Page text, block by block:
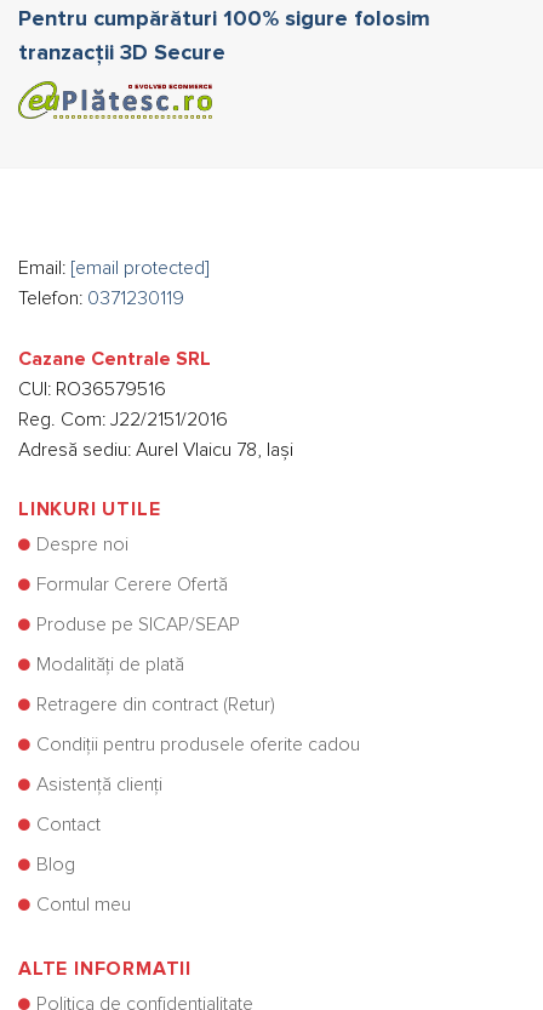
Pentru cumpărături 100% sigure folosim
tranzacții 3D Secure
Email: [email protected]
Telefon: 0371230119
Cazane Centrale SRL
CUI: RO36579516
Reg. Com: J22/2151/2016
Adresă sediu: Aurel Vlaicu 78, Iași
LINKURI UTILE
Despre noi
Formular Cerere Ofertă
Produse pe SICAP/SEAP
Modalități de plată
Retragere din contract (Retur)
Condiții pentru produsele oferite cadou
Asistență clienți
Contact
Blog
Contul meu
ALTE INFORMATII
Politica de confidențialitate